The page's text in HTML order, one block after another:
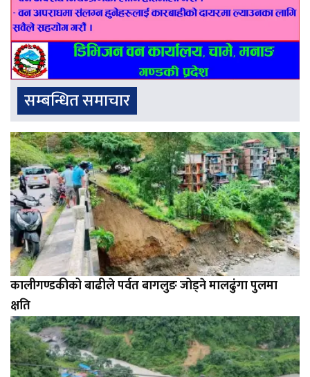
सम्बन्धित समाचार
कालीगण्डकीको बाढीले पर्वत बागलुङ जोड्ने मालढुंगा पुलमा
क्षति